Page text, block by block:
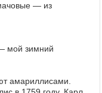
— из
мой зимний
амариллисами.